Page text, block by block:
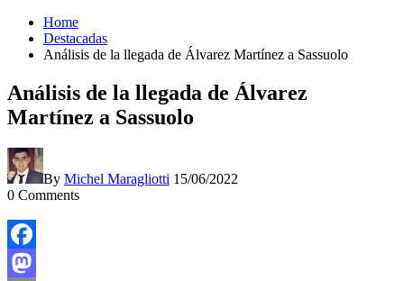
Home
Destacadas
Análisis de la llegada de Álvarez Martínez a Sassuolo
Análisis de la llegada de Álvarez
Martínez a Sassuolo
By Michel Maragliotti 15/06/2022
0 Comments
Facebook